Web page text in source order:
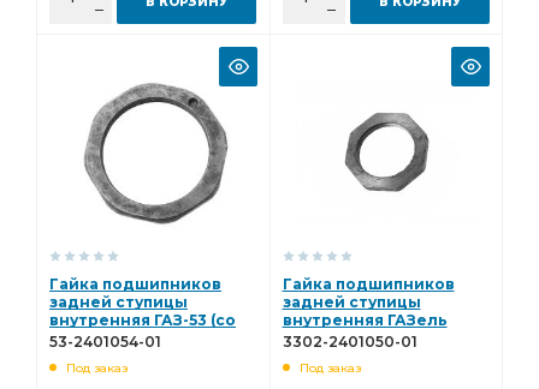
Гайка подшипников
задней ступицы
внутренняя ГАЗ-53 (со
шплинтом) 53-2401054-
53-2401054-01
Под заказ
Гайка подшипников
задней ступицы
внутренняя ГАЗель
3302-2401050-01
3302-2401050-01
Под заказ